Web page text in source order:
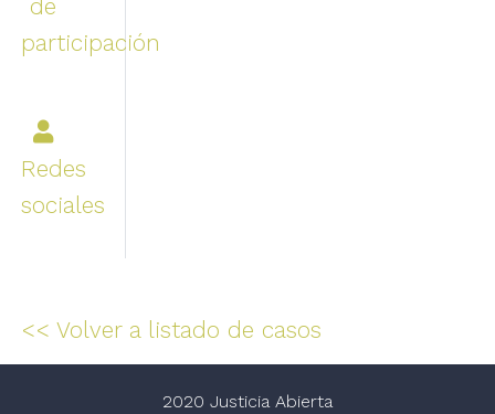
de
participación
Redes
sociales
<< Volver a listado de casos
2020 Justicia Abierta